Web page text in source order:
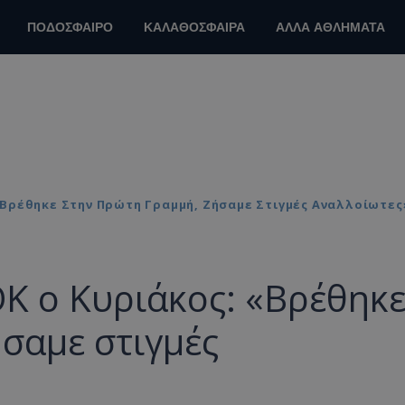
ΠΟΔΟΣΦΑΙΡΟ ΚΑΛΑΘΟΣΦΑΙΡΑ ΑΛΛΑ ΑΘΛΗΜΑΤΑ
Στην Πρώτη Γραμμή, Ζήσαμε Στιγμές
ο Κυριάκος: «Βρέθηκε
στιγμές